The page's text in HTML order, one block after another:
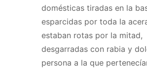
domésticas tiradas en la
esparcidas por toda la
estaban rotas por la mitad,
desgarradas con rabia y
persona a la que